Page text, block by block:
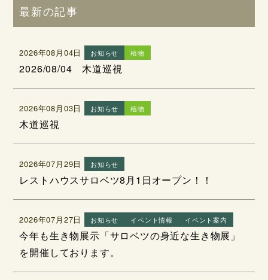
最新の記事
2026年08月04日 お知らせ 植物
2026/08/04 木道巡視
2026年08月03日 お知らせ 植物
木道巡視
2026年07月29日 お知らせ
レストハウスサロベツ8月1日オープン！！
2026年07月27日 お知らせ イベント情報 イベント案内
今年も生き物展示「サロベツの身近な生き物展」
を開催しております。